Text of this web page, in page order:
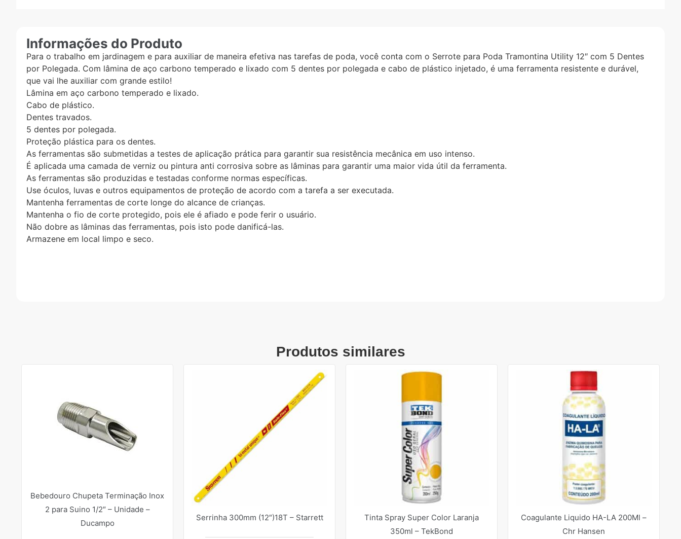
Informações do Produto
Para o trabalho em jardinagem e para auxiliar de maneira efetiva nas tarefas de poda, você conta com o Serrote para Poda Tramontina Utility 12″ com 5 Dentes
por Polegada. Com lâmina de aço carbono temperado e lixado com 5 dentes por polegada e cabo de plástico injetado, é uma ferramenta resistente e durável,
que vai lhe auxiliar com grande estilo!
Lâmina em aço carbono temperado e lixado.
Cabo de plástico.
Dentes travados.
5 dentes por polegada.
Proteção plástica para os dentes.
As ferramentas são submetidas a testes de aplicação prática para garantir sua resistência mecânica em uso intenso.
É aplicada uma camada de verniz ou pintura anti corrosiva sobre as lâminas para garantir uma maior vida útil da ferramenta.
As ferramentas são produzidas e testadas conforme normas específicas.
Use óculos, luvas e outros equipamentos de proteção de acordo com a tarefa a ser executada.
Mantenha ferramentas de corte longe do alcance de crianças.
Mantenha o fio de corte protegido, pois ele é afiado e pode ferir o usuário.
Não dobre as lâminas das ferramentas, pois isto pode danificá-las.
Armazene em local limpo e seco.
Produtos similares
Bebedouro Chupeta Terminação Inox
2 para Suino 1/2″ – Unidade –
Ducampo
Serrinha 300mm (12″)18T – Starrett
Tinta Spray Super Color Laranja
350ml – TekBond
Coagulante Liquido HA-LA 200Ml –
Chr Hansen